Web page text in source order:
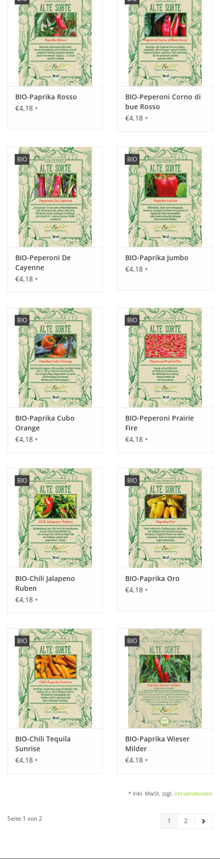
BIO-Paprika Rosso
€4,18 *
BIO-Peperoni Corno di
bue Rosso
€4,18 *
BIO
BIO-Peperoni De
Cayenne
€4,18 *
BIO
BIO-Paprika Jumbo
€4,18 *
BIO
BIO-Paprika Cubo
Orange
€4,18 *
BIO
BIO-Peperoni Prairie
Fire
€4,18 *
BIO
BIO-Chili Jalapeno
Ruben
€4,18 *
BIO
BIO-Paprika Oro
€4,18 *
BIO
BIO-Chili Tequila
Sunrise
€4,18 *
BIO
BIO-Paprika Wieser
Milder
€4,18 *
* Inkl. MwSt. zzgl. Versandkosten
Seite 1 von 2 1 2